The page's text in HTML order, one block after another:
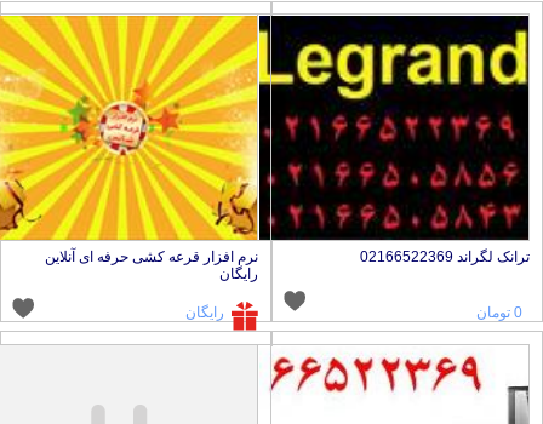
لگراند 02166522369
نرم افزار قرعه کشی حرفه ای آنلاین
رایگان
رایگان